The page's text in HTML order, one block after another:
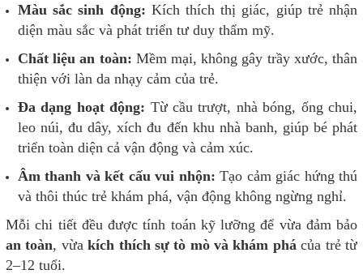
Màu sắc sinh động: Kích thích thị giác, giúp trẻ nhận
diện màu sắc và phát triển tư duy thẩm mỹ.
Chất liệu an toàn: Mềm mại, không gây trầy xước, thân
thiện với làn da nhạy cảm của trẻ.
Đa dạng hoạt động: Từ cầu trượt, nhà bóng, ống chui,
leo núi, đu dây, xích đu đến khu nhà banh, giúp bé phát
triển toàn diện cả vận động và cảm xúc.
Âm thanh và kết cấu vui nhộn: Tạo cảm giác hứng thú
và thôi thúc trẻ khám phá, vận động không ngừng nghỉ.
Mỗi chi tiết đều được tính toán kỹ lưỡng để vừa đảm bảo
an toàn, vừakích thích sự tò mò và khám phá của trẻ từ
2–12 tuổi.